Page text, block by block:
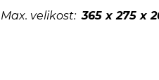
Max. velikost:365 x 275 x